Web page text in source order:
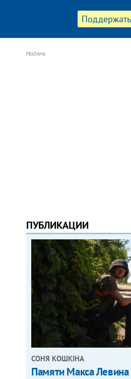
Поддержать
РЕКЛАМА
ПУБЛИКАЦИИ
СОНЯ КОШКІНА
Памяти Макса Левина